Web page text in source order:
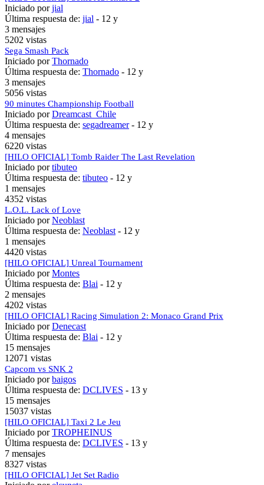
Iniciado porjial
Última respuesta de: jial - 12 y
3 mensajes
5202 vistas
Sega Smash Pack
Iniciado porThornado
Última respuesta de: Thornado - 12 y
3 mensajes
5056 vistas
90 minutes Championship Football
Iniciado porDreamcast_Chile
Última respuesta de: segadreamer- 12 y
4 mensajes
6220 vistas
[HILO OFICIAL] Tomb Raider The Last Revelation
Iniciado portibuteo
Última respuesta de: tibuteo - 12 y
1 mensajes
4352 vistas
L.O.L. Lack of Love
Iniciado porNeoblast
Última respuesta de: Neoblast - 12 y
1 mensajes
4420 vistas
[HILO OFICIAL] Unreal Tournament
Iniciado porMontes
Última respuesta de: Blai - 12 y
2 mensajes
4202 vistas
[HILO OFICIAL] Racing Simulation 2: Monaco Grand Prix
Iniciado porDenecast
Última respuesta de: Blai - 12 y
15 mensajes
12071 vistas
Capcom vs SNK 2
Iniciado porbaigos
Última respuesta de: DCLIVES - 13 y
15 mensajes
15037 vistas
[HILO OFICIAL] Taxi 2 Le Jeu
Iniciado porTROPHEINUS
Última respuesta de: DCLIVES - 13 y
7 mensajes
8327 vistas
[HILO OFICIAL] Jet Set Radio